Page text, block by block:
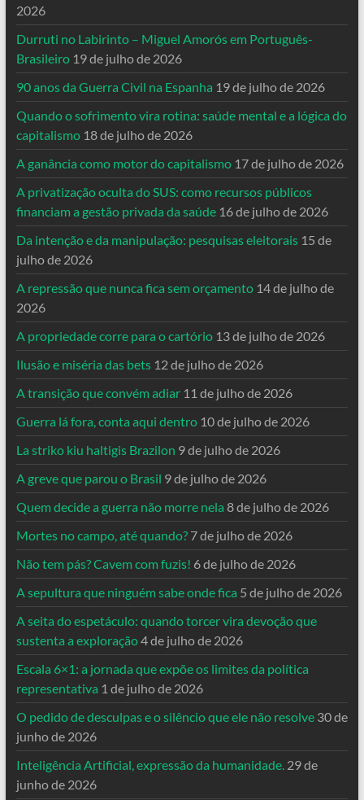
2026
Durruti no Labirinto – Miguel Amorós em Português-
Brasileiro 19 de julho de 2026
90 anos da Guerra Civil na Espanha 19 de julho de 2026
Quando o sofrimento vira rotina: saúde mental e a lógica do
capitalismo 18 de julho de 2026
A ganância como motor do capitalismo 17 de julho de 2026
A privatização oculta do SUS: como recursos públicos
financiam a gestão privada da saúde 16 de julho de 2026
Da intenção e da manipulação: pesquisas eleitorais 15 de
julho de 2026
A repressão que nunca fica sem orçamento 14 de julho de
2026
A propriedade corre para o cartório 13 de julho de 2026
Ilusão e miséria das bets 12 de julho de 2026
A transição que convém adiar 11 de julho de 2026
Guerra lá fora, conta aqui dentro 10 de julho de 2026
La striko kiu haltigis Brazilon 9 de julho de 2026
A greve que parou o Brasil 9 de julho de 2026
Quem decide a guerra não morre nela 8 de julho de 2026
Mortes no campo, até quando? 7 de julho de 2026
Não tem pás? Cavem com fuzis! 6 de julho de 2026
A sepultura que ninguém sabe onde fica 5 de julho de 2026
A seita do espetáculo: quando torcer vira devoção que
sustenta a exploração4 de julho de 2026
Escala 6×1: a jornada que expõe os limites da política
representativa 1 de julho de 2026
O pedido de desculpas e o silêncio que ele não resolve 30 de
junho de 2026
Inteligência Artificial, expressão da humanidade. 29 de
junho de 2026